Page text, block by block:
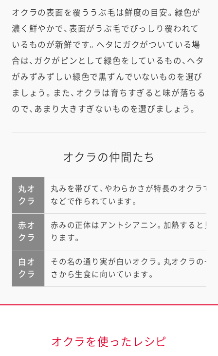
オクラの表面を覆ううぶ毛は鮮度の目安。緑色が
濃く鮮やかで、表面がうぶ毛でびっしり覆われて
いるものが新鮮です。ヘタにガクがついている場
合は、ガクがピンとして緑色をしているもの、ヘタ
がみずみずしい緑色で黒ずんでいないものを選び
ましょう。また、オクラは育ちすぎると味が落ちる
ので、あまり大きすぎないものを選びましょう。
オクラの仲間たち
丸オ
クラ
丸みを帯びて、やわらかさが特長のオクラで
などで作られています。
赤オ
クラ
赤みの正体はアントシアニン。加熱すると見
ります。
白オ
クラ
その名の通り実が白いオクラ。丸オクラの一
さから生食に向いています。
オクラを使ったレシピ